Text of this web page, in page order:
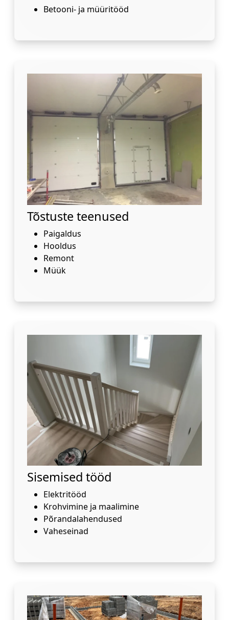
Betooni- ja müüritööd
Tõstuste teenused
Paigaldus
Hooldus
Remont
Müük
Sisemised tööd
Elektritööd
Krohvimine ja maalimine
Põrandalahendused
Vaheseinad